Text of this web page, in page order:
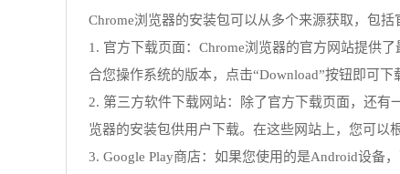
Chrome浏览器的安装包可以从多个来源获取，包
1. 官方下载页面：Chrome浏览器的官方网站提供
合您操作系统的版本，点击“Download”按钮即可下
2. 第三方软件下载网站：除了官方下载页面，还有
览器的安装包供用户下载。在这些网站上，您可以
3. Google Play商店：如果您使用的是Android设备